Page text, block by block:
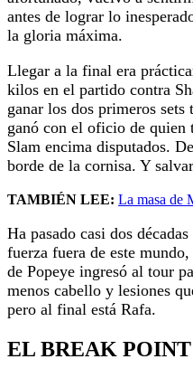
antes de lograr lo
la gloria máxima.
Llegar a la final era
kilos en el partido contra
ganar los dos primeros
ganó con el oficio de quien
Slam encima disputados.
borde de la cornisa. Y
TAMBIÉN LEE: La masa de
Ha pasado casi dos
fuerza fuera de este
de Popeye ingresó al tour
menos cabello y lesiones
pero al final está Rafa.
EL BREAK